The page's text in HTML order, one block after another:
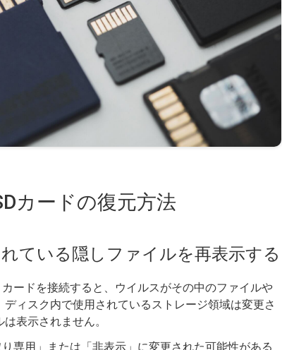
カードの復元方法
ている隠しファイルを再表示する
ードを接続すると、ウイルスがその中のファイルや
ィスク内で使用されているストレージ領域は変更さ
表示されません。
専用」または「非表示」に変更された可能性がある